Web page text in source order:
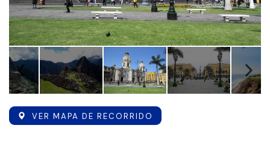
VER MAPA DE RECORRIDO